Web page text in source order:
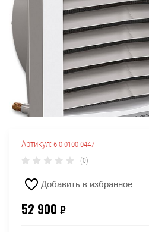
Артикул: 6-0-0100-0447
(0)
Добавить в избранное
52 900 ₽